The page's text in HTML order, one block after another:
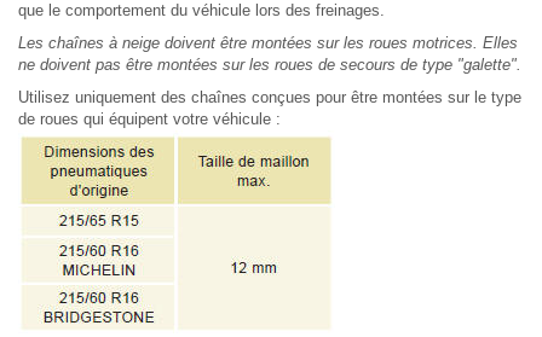
que le comportement du véhicule lors des freinages.
Les chaînes à neige doivent être montées sur les roues motrices. Elles
ne doivent pas être montées sur les roues de secours de type "galette".
Utilisez uniquement des chaînes conçues pour être montées sur le type
de roues qui équipent votre véhicule :